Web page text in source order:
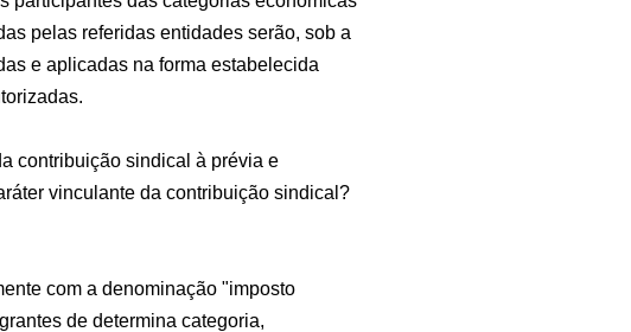
pelas referidas entidades serão, sob a
e aplicadas na forma estabelecida
contribuição sindical à prévia e
vinculante da contribuição sindical?
com a denominação "imposto
de determina categoria,